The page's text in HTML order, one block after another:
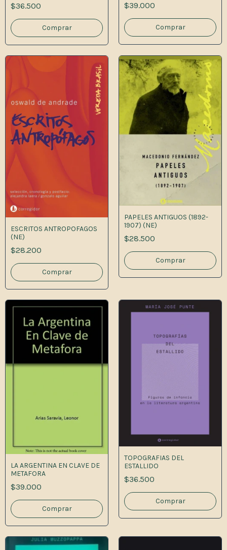
HERNANDEZ
$36.500 $39.000
ESCRITOS ANTROPOFAGOS
(NE)
$28.200
PAPELES ANTIGUOS (1892-
1907) (NE)
$28.500
LA ARGENTINA EN CLAVE DE
METAFORA
$39.000
TOPOGRAFIAS DEL
ESTALLIDO
$36.500